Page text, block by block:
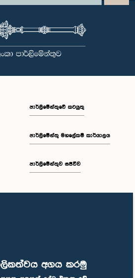
අගය කරමු
පාර්ලිමේන්තුවේ කටයුතු
පාර්ලිමේන්තු මහලේකම් කාර්යාලය
පාර්ලිමේන්තුව සජීවීව